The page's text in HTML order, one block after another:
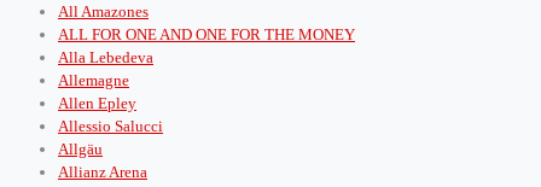
All Amazones
ALL FOR ONE AND ONE FOR THE MONEY
Alla Lebedeva
Allemagne
Allen Epley
Allessio Salucci
Allgäu
Allianz Arena